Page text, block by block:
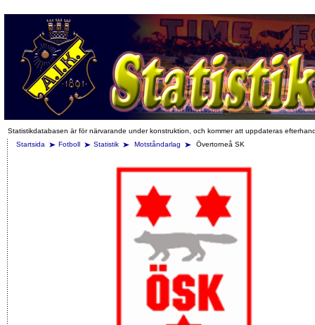
Statistikdatabasen är för närvarande under konstruktion, och kommer att uppdateras
Startsida
Fotboll Statistik Motståndarlag Övertorneå SK